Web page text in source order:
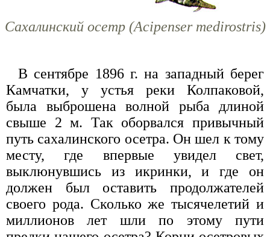
Сахалинский осетр (Acipenser medirostris)
В сентябре 1896 г. на западный берег
Камчатки, у устья реки Колпаковой,
была выброшена волной рыба длиной
свыше 2 м. Так оборвался привычный
путь сахалинского осетра. Он шел к тому
месту, где впервые увидел свет,
выклюнувшись из икринки, и где он
должен был оставить продолжателей
своего рода. Сколько же тысячелетий и
миллионов лет шли по этому пути